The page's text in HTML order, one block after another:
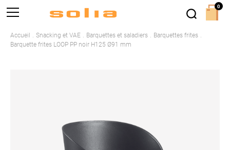
Accueil Snacking et VAE Barquettes et saladiers
Barquettes frites
Barquette frites LOOP PP noir H125 Ø91 mm
0